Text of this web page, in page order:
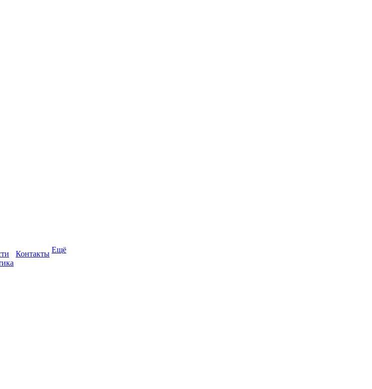
Контакты Ещё